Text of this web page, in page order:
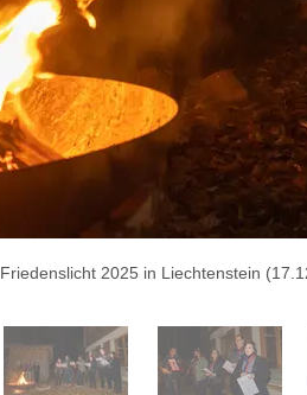
Friedenslicht 2025 in Liechtenstein